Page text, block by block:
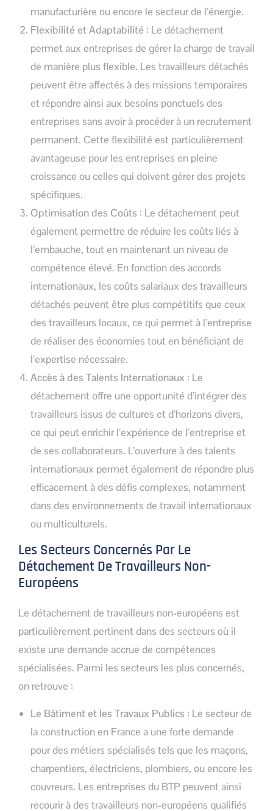
manufacturière ou encore le secteur de l’énergie.
Flexibilité et Adaptabilité : Le détachement
permet aux entreprises de gérer la charge de travail
de manière plus flexible. Les travailleurs détachés
peuvent être affectés à des missions temporaires
et répondre ainsi aux besoins ponctuels des
entreprises sans avoir à procéder à un recrutement
permanent. Cette flexibilité est particulièrement
avantageuse pour les entreprises en pleine
croissance ou celles qui doivent gérer des projets
spécifiques.
Optimisation des Coûts : Le détachement peut
également permettre de réduire les coûts liés à
l’embauche, tout en maintenant un niveau de
compétence élevé. En fonction des accords
internationaux, les coûts salariaux des travailleurs
détachés peuvent être plus compétitifs que ceux
des travailleurs locaux, ce qui permet à l’entreprise
de réaliser des économies tout en bénéficiant de
l’expertise nécessaire.
Accès à des Talents Internationaux : Le
détachement offre une opportunité d’intégrer des
travailleurs issus de cultures et d’horizons divers,
ce qui peut enrichir l’expérience de l’entreprise et
de ses collaborateurs. L’ouverture à des talents
internationaux permet également de répondre plus
efficacement à des défis complexes, notamment
dans des environnements de travail internationaux
ou multiculturels.
Les Secteurs Concernés Par Le
Détachement De Travailleurs Non-
Européens
Le détachement de travailleurs non-européens est
particulièrement pertinent dans des secteurs où il
existe une demande accrue de compétences
spécialisées. Parmi les secteurs les plus concernés,
on retrouve :
Le Bâtiment et les Travaux Publics : Le secteur de
la construction en France a une forte demande
pour des métiers spécialisés tels que les maçons,
charpentiers, électriciens, plombiers, ou encore les
couvreurs. Les entreprises du BTP peuvent ainsi
recourir à des travailleurs non-européens qualifiés